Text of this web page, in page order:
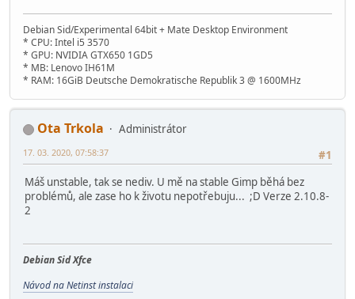
Debian Sid/Experimental 64bit + Mate Desktop Environment
* CPU: Intel i5 3570
* GPU: NVIDIA GTX650 1GD5
* MB: Lenovo IH61M
* RAM: 16GiB Deutsche Demokratische Republik 3 @ 1600MHz
Ota Trkola
Administrátor
#1
17. 03. 2020, 07:58:37
Máš unstable, tak se nediv. U mě na stable Gimp běhá bez
problémů, ale zase ho k životu nepotřebuju... ;D Verze 2.10.8-
2
Debian Sid Xfce
Návod na Netinst instalaci